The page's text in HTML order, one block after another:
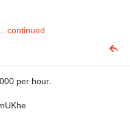
continued
per hour.